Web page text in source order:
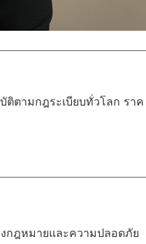
ติตามกฎระเบียบทั่วโลก ราค
กฎหมายและความปลอดภัย